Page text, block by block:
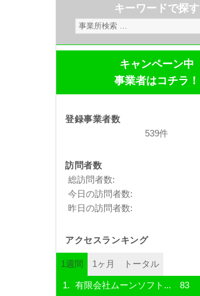
キーワードで探す
検
索:
キャンペーン中
事業者はコチラ！
登録事業者数
539件
訪問者数
総訪問者数:
今日の訪問者数:
昨日の訪問者数:
アクセスランキング
1週間 1ヶ月 トータル
有限会社ムーンソフト... 83